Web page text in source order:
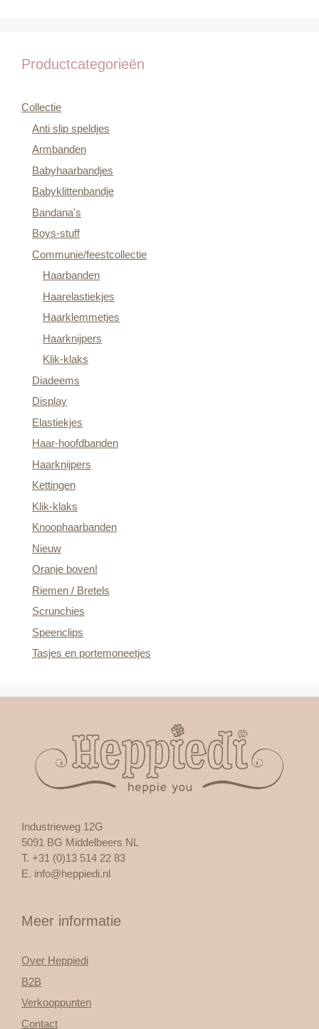
Productcategorieën
Collectie
Anti slip speldjes
Armbanden
Babyhaarbandjes
Babyklittenbandje
Bandana's
Boys-stuff
Communie/feestcollectie
Haarbanden
Haarelastiekjes
Haarklemmetjes
Haarknijpers
Klik-klaks
Diadeems
Display
Elastiekjes
Haar-hoofdbanden
Haarknijpers
Kettingen
Klik-klaks
Knoophaarbanden
Nieuw
Oranje boven!
Riemen / Bretels
Scrunchies
Speenclips
Tasjes en portemoneetjes
Industrieweg 12G
5091 BG Middelbeers NL
T. +31 (0)13 514 22 83
E. info@heppiedi.nl
Meer informatie
Over Heppiedi
B2B
Verkooppunten
Contact